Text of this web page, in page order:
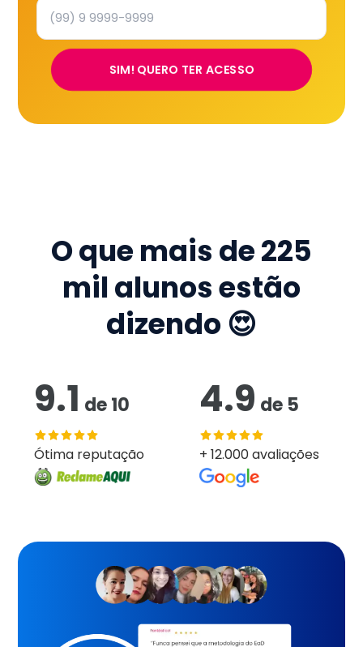
SIM! QUERO TER ACESSO
O que mais de225
mil alunos estão
dizendo 😍
9.1 de10
Ótima reputação
4.9 de 5
+ 12.000 avaliações